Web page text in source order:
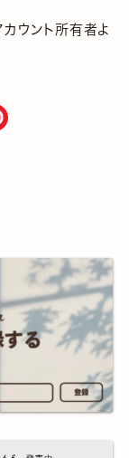
ウント所有者よ